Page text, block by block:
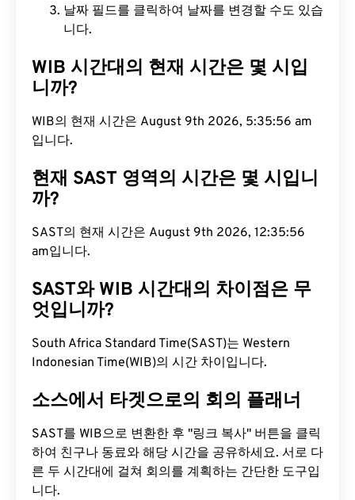
날짜 필드를 클릭하여 날짜를 변경할 수도 있습
니다.
WIB 시간대의 현재 시간은 몇 시입
니까?
WIB의 현재 시간은 August 9th 2026, 5:35:57 am입
니다.
현재 SAST 영역의 시간은 몇 시입니
까?
SAST의 현재 시간은 August 9th 2026, 12:35:57 am
입니다.
SAST와 WIB 시간대의 차이점은 무
엇입니까?
South Africa Standard Time(SAST)는 Western
Indonesian Time(WIB)의 시간 차이입니다.
소스에서 타겟으로의 회의 플래너
SAST를 WIB으로 변환한 후 "링크 복사" 버튼을 클릭
하여 친구나 동료와 해당 시간을 공유하세요. 서로 다
른 두 시간대에 걸쳐 회의를 계획하는 간단한 도구입
니다.